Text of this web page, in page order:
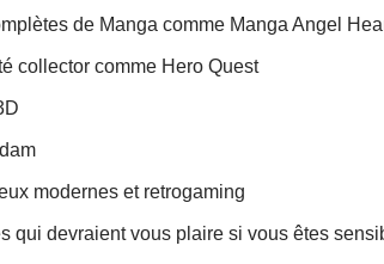
de Manga comme Manga Angel
collector comme Hero Quest
modernes et retrogaming
qui devraient vous plaire si vous êtes